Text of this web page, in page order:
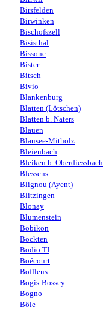
Birsfelden
Birwinken
Bischofszell
Bisisthal
Bissone
Bister
Bitsch
Bivio
Blankenburg
Blatten (Lötschen)
Blatten b. Naters
Blauen
Blausee-Mitholz
Bleienbach
Bleiken b. Oberdiessbach
Blessens
Blignou (Ayent)
Blitzingen
Blonay
Blumenstein
Böbikon
Böckten
Bodio TI
Boécourt
Bofflens
Bogis-Bossey
Bogno
Bôle